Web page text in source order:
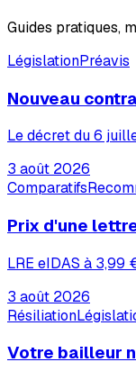
Guides pratiques,
LégislationPréavis
Nouveau
Le décret du 6
3 août 2026
Comparatifs
Prix d'une
LRE eIDAS à
3 août 2026
Résiliation
Votre bailleur